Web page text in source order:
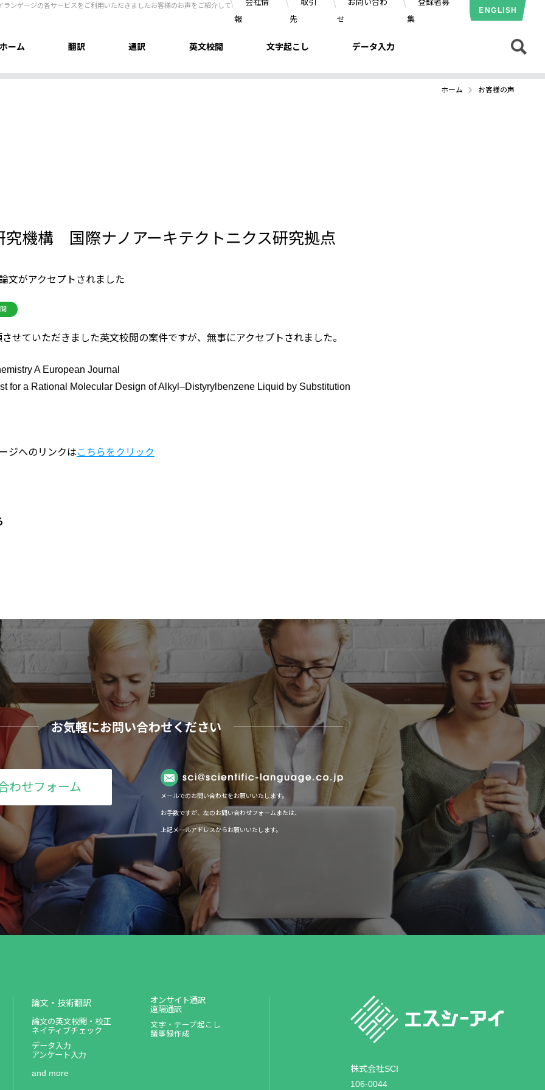
ゲージの各サービスをご利用いただきましたお客様のお声をご紹介して
会社情
報
取引
先
お問い合わ
せ
登録者募
集
ENGLISH
ホーム 翻訳 通訳 英文校閲 文字起こし データ入力
ホーム お客様の声
究機構 国際ナノアーキテクトニクス研究拠点
文がアクセプトされました
せていただきました英文校閲の案件ですが、無事にアクセプトされました。
A European Journal
for a Rational Molecular Design of Alkyl–Distyrylbenzene Liquid by Substitution
ジへのリンクはこちらをクリック
お気軽にお問い合わせください
わせフォーム
メールでのお問い合わせをお願いいたします。
お手数ですが、左のお問い合わせフォームまたは、
上記メールアドレスからお願いいたします。
論文・技術翻訳
論文の英文校閲・校正
ネイティブチェック
データ入力
アンケート入力
and more
オンサイト通訳
遠隔通訳
文字・テープ起こし
議事録作成
株式会社SCI
106-0044